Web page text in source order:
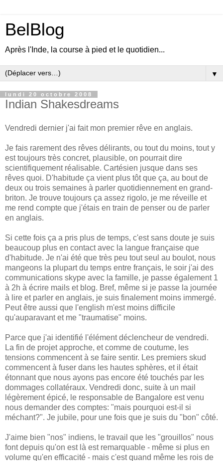
BelBlog
Après l'Inde, la course à pied et le quotidien...
▼
lundi 20 octobre 2008
Indian Shakesdreams
Vendredi dernier j'ai fait mon premier rêve en anglais.
Je fais rarement des rêves délirants, ou tout du moins, tout y
est toujours très concret, plausible, on pourrait dire
scientifiquement réalisable. Cartésien jusque dans ses
rêves quoi. D'habitude ça vient plus tôt que ça, au bout de
deux ou trois semaines à parler quotidiennement en grand-
briton. Je trouve toujours ça assez rigolo, je me réveille et
me rend compte que j'étais en train de penser ou de parler
en anglais.
Si cette fois ça a pris plus de temps, c'est sans doute je suis
beaucoup plus en contact avec la langue française que
d'habitude. Je n'ai été que très peu tout seul au boulot, nous
mangeons la plupart du temps entre français, le soir j'ai des
communications skype avec la famille, je passe également 1
à 2h à écrire mails et blog. Bref, même si je passe la journée
à lire et parler en anglais, je suis finalement moins immergé.
Peut être aussi que l'english m'est moins difficile
qu'auparavant et me "traumatise" moins.
Parce que j'ai identifié l'élément déclencheur de vendredi.
La fin de projet approche, et comme de coutume, les
tensions commencent à se faire sentir. Les premiers skud
commencent à fuser dans les hautes sphères, et il était
étonnant que nous ayons pas encore été touchés par les
dommages collatéraux. Vendredi donc, suite à un mail
légèrement épicé, le responsable de Bangalore est venu
nous demander des comptes: "mais pourquoi est-il si
méchant?". Je jubile, pour une fois que je suis du "bon" côté.
J'aime bien "nos" indiens, le travail que les "grouillos" nous
font depuis qu'on est là est remarquable - même si plus en
volume qu'en efficacité - mais c'est quand même les rois de